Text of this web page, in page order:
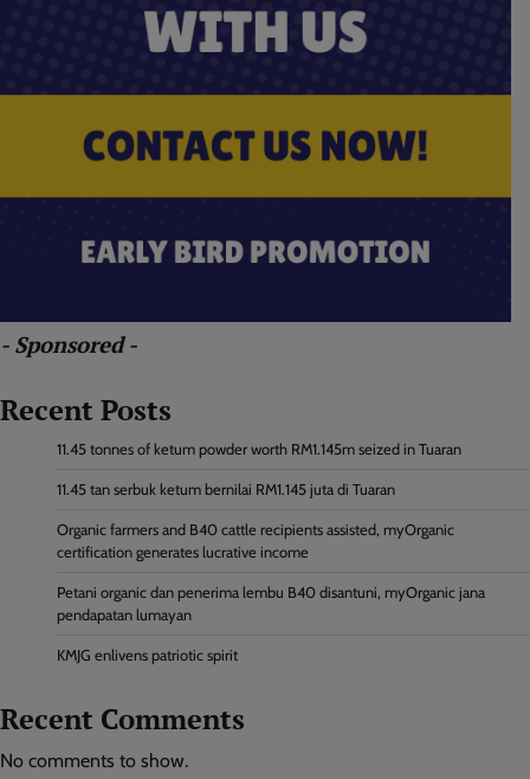
- Sponsored -
Recent Posts
11.45 tonnes of ketum powder worth RM1.145m seized in Tuaran
11.45 tan serbuk ketum bernilai RM1.145 juta di Tuaran
Organic farmers and B40 cattle recipients assisted, myOrganic
certification generates lucrative income
Petani organic dan penerima lembu B40 disantuni, myOrganic jana
pendapatan lumayan
KMJG enlivens patriotic spirit
Recent Comments
No comments to show.